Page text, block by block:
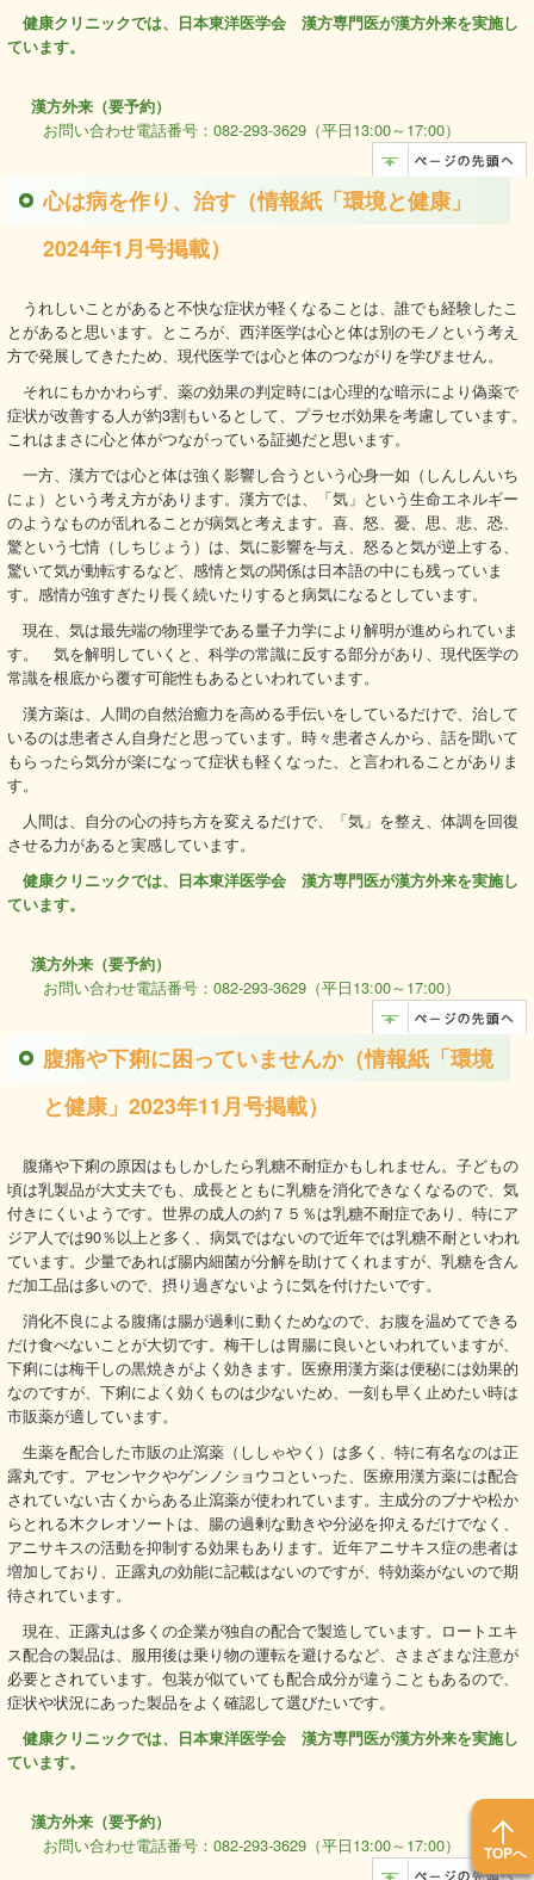
健康クリニックでは、日本東洋医学会 漢方専門医が漢方外来を実施し
ています。
漢方外来（要予約）
お問い合わせ電話番号：082-293-3629（平日13:00～17:00）
心は病を作り、治す（情報紙「環境と健康」
2024年1月号掲載）
うれしいことがあると不快な症状が軽くなることは、誰でも経験したこ
とがあると思います。ところが、西洋医学は心と体は別のモノという考え
方で発展してきたため、現代医学では心と体のつながりを学びません。
それにもかかわらず、薬の効果の判定時には心理的な暗示により偽薬で
症状が改善する人が約3割もいるとして、プラセボ効果を考慮しています。
これはまさに心と体がつながっている証拠だと思います。
一方、漢方では心と体は強く影響し合うという心身一如（しんしんいち
にょ）という考え方があります。漢方では、「気」という生命エネルギー
のようなものが乱れることが病気と考えます。喜、怒、憂、思、悲、恐、
驚という七情（しちじょう）は、気に影響を与え、怒ると気が逆上する、
驚いて気が動転するなど、感情と気の関係は日本語の中にも残っていま
す。感情が強すぎたり長く続いたりすると病気になるとしています。
現在、気は最先端の物理学である量子力学により解明が進められていま
す。 気を解明していくと、科学の常識に反する部分があり、現代医学の
常識を根底から覆す可能性もあるといわれています。
漢方薬は、人間の自然治癒力を高める手伝いをしているだけで、治して
いるのは患者さん自身だと思っています。時々患者さんから、話を聞いて
もらったら気分が楽になって症状も軽くなった、と言われることがありま
す。
人間は、自分の心の持ち方を変えるだけで、「気」を整え、体調を回復
させる力があると実感しています。
健康クリニックでは、日本東洋医学会 漢方専門医が漢方外来を実施し
ています。
漢方外来（要予約）
お問い合わせ電話番号：082-293-3629（平日13:00～17:00）
腹痛や下痢に困っていませんか（情報紙「環境
と健康」2023年11月号掲載）
腹痛や下痢の原因はもしかしたら乳糖不耐症かもしれません。子どもの
頃は乳製品が大丈夫でも、成長とともに乳糖を消化できなくなるので、気
付きにくいようです。世界の成人の約７５％は乳糖不耐症であり、特にア
ジア人では90％以上と多く、病気ではないので近年では乳糖不耐といわれ
ています。少量であれば腸内細菌が分解を助けてくれますが、乳糖を含ん
だ加工品は多いので、摂り過ぎないように気を付けたいです。
消化不良による腹痛は腸が過剰に動くためなので、お腹を温めてできる
だけ食べないことが大切です。梅干しは胃腸に良いといわれていますが、
下痢には梅干しの黒焼きがよく効きます。医療用漢方薬は便秘には効果的
なのですが、下痢によく効くものは少ないため、一刻も早く止めたい時は
市販薬が適しています。
生薬を配合した市販の止瀉薬（ししゃやく）は多く、特に有名なのは正
露丸です。アセンヤクやゲンノショウコといった、医療用漢方薬には配合
されていない古くからある止瀉薬が使われています。主成分のブナや松か
らとれる木クレオソートは、腸の過剰な動きや分泌を抑えるだけでなく、
アニサキスの活動を抑制する効果もあります。近年アニサキス症の患者は
増加しており、正露丸の効能に記載はないのですが、特効薬がないので期
待されています。
現在、正露丸は多くの企業が独自の配合で製造しています。ロートエキ
ス配合の製品は、服用後は乗り物の運転を避けるなど、さまざまな注意が
必要とされています。包装が似ていても配合成分が違うこともあるので、
症状や状況にあった製品をよく確認して選びたいです。
健康クリニックでは、日本東洋医学会 漢方専門医が漢方外来を実施し
ています。
漢方外来（要予約）
お問い合わせ電話番号：082-293-3629（平日13:00～17:00） TOPへ